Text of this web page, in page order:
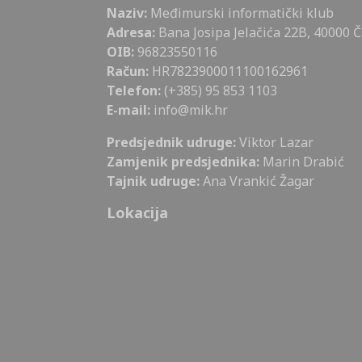
Naziv: Međimurski informatički klub
Adresa: Bana Josipa Jelačića 22B, 40000
OIB: 96823550116
Račun: HR7823900011100162961
Telefon: (+385) 95 853 1103
E-mail: info@mik.hr
Predsjednik udruge:Viktor Lazar
Zamjenik predsjednika: Marin Drabić
Tajnik udruge:Ana Vrankić Žagar
Lokacija